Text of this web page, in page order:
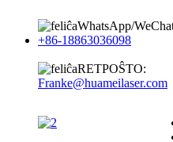
WhatsApp/
+86-18863036098
RETPOŜTO:
Franke@huameilaser.com